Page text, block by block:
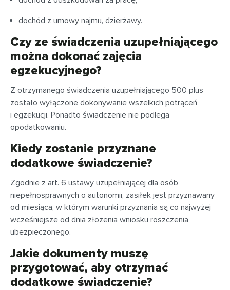
dochód z umowy najmu, dzierżawy.
Czy ze świadczenia uzupełniającego
można dokonać zajęcia
egzekucyjnego?
Z otrzymanego świadczenia uzupełniającego 500 plus
zostało wyłączone dokonywanie wszelkich potrąceń
i egzekucji. Ponadto świadczenie nie podlega
opodatkowaniu.
Kiedy zostanie przyznane
dodatkowe świadczenie?
Zgodnie z art. 6 ustawy uzupełniającej dla osób
niepełnosprawnych o autonomii, zasiłek jest przyznawany
od miesiąca, w którym warunki przyznania są co najwyżej
wcześniejsze od dnia złożenia wniosku roszczenia
ubezpieczonego.
Jakie dokumenty muszę
przygotować, aby otrzymać
dodatkowe świadczenie?